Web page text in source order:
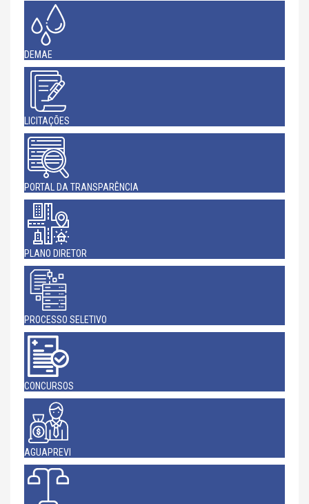
DEMAE
LICITAÇÕES
PORTAL DA TRANSPARÊNCIA
PLANO DIRETOR
PROCESSO SELETIVO
CONCURSOS
AGUAPREVI